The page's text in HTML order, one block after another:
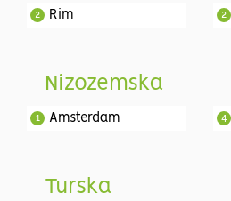
Rim
2 2
Nizozemska
Amsterdam
1 4
Turska